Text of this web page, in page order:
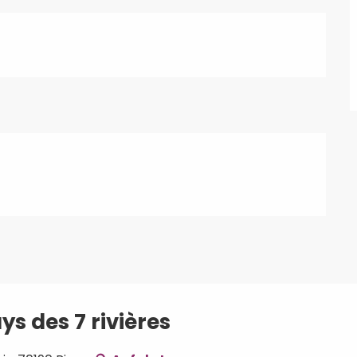
des 7 rivières